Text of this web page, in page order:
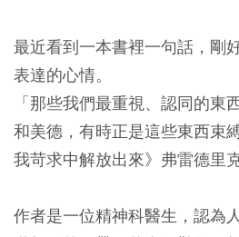
最近看到一本書裡一句話，剛
表達的心情。
「那些我們最重視、認同的東
和美德，有時正是這些東西束
我苛求中解放出來》弗雷德里
作者是一位精神科醫生，認為